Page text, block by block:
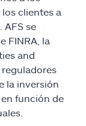
clientes a
AFS se
FINRA, la
and
reguladores
la inversión
función de